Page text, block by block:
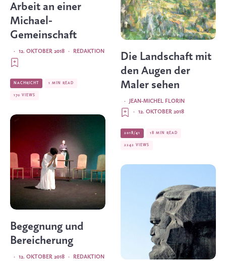
Arbeit an einer
Michael-
Gemeinschaft
REDAKTION
·
12. OKTOBER 2018
·
NACHRICHT 1 MIN READ
170 VIEWS
Begegnung und
Bereicherung
REDAKTION
·
12. OKTOBER 2018
·
Die Landschaft mit
den Augen der
Maler sehen
JEAN-MICHEL FLORIN
·
12. OKTOBER 2018
·
2018/41 18 MIN READ
2242 VIEWS